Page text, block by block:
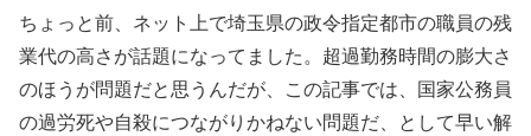
ちょっと前、ネット上で埼玉県の政令指定都市の職員の残
業代の高さが話題になってました。超過勤務時間の膨大さ
のほうが問題だと思うんだが、この記事では、国家公務員
の過労死や自殺につながりかねない問題だ、として早い解